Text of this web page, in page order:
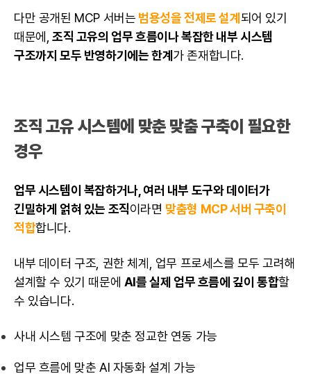
다만 공개된 MCP 서버는 범용성을 전제로 설계 되어 있기
때문에,
조직 고유의 업무 흐름이나 복잡한 내부 시스템
구조까지 모두 반영하기에는 한계 가 존재합니다.
조직 고유 시스템에 맞춘 맞춤 구축이 필요한
경우
업무 시스템이 복잡하거나, 여러 내부 도구와 데이터가
긴밀하게 얽혀 있는 조직이라면 맞춤형 MCP 서버 구축이
적합합니다.
내부 데이터 구조, 권한 체계, 업무 프로세스를 모두 고려해
설계할 수 있기 때문에 AI를 실제 업무 흐름에 깊이 통합할
수 있습니다.
사내 시스템 구조에 맞춘 정교한 연동 가능
업무 흐름에 맞춘 AI 자동화 설계 가능